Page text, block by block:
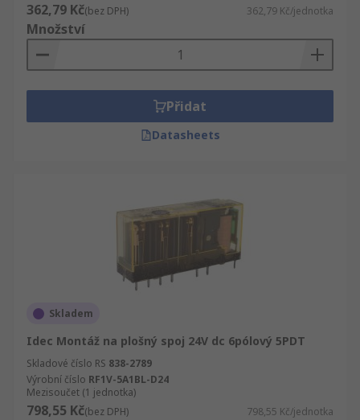
362,79 Kč(bez DPH) 362,79 Kč/jednotka
Množství
Přidat
Datasheets
Skladem
Idec Montáž na plošný spoj 24V dc 6pólový 5PDT
Skladové číslo RS 838-2789
Výrobní číslo RF1V-5A1BL-D24
Mezisoučet (1 jednotka)
798,55 Kč(bez DPH) 798,55 Kč/jednotka